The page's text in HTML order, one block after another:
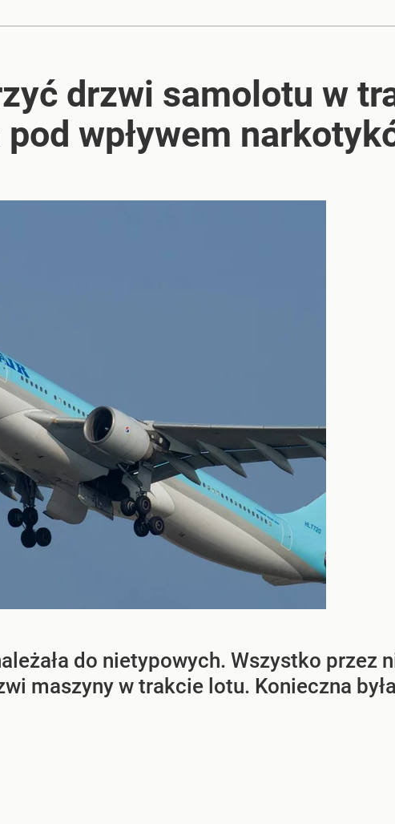
o przywróceniu CPN
przekierowane
drzwi samolotu w
wpływem
do nietypowych. Wszystko przez
maszyny w trakcie lotu. Konieczna